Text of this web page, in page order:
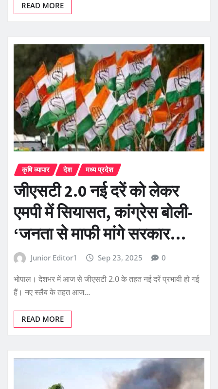
READ MORE
कृषि व्यापार देश मध्य प्रदेश
जीएसटी 2.0 नई दरें को लेकर
एमपी में सियासत, कांग्रेस बोली-
‘जनता से माफी मांगे सरकार…
Junior Editor1 Sep 23, 2025 0
भोपाल। देशभर में आज से जीएसटी 2.0 के तहत नई दरें प्रभावी हो गई
हैं। नए स्लैब के तहत आज…
READ MORE